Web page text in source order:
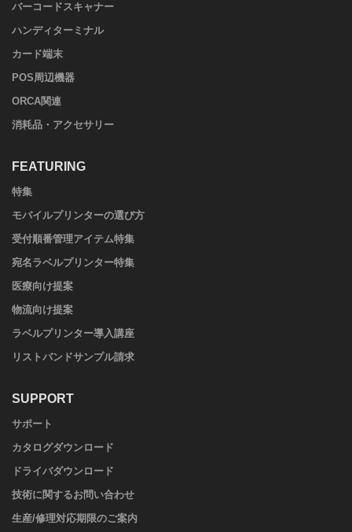
バーコードスキャナー
ハンディターミナル
カード端末
POS周辺機器
ORCA関連
消耗品・アクセサリー
FEATURING
特集
モバイルプリンターの選び方
受付順番管理アイテム特集
宛名ラベルプリンター特集
医療向け提案
物流向け提案
ラベルプリンター導入講座
リストバンドサンプル請求
SUPPORT
サポート
カタログダウンロード
ドライバダウンロード
技術に関するお問い合わせ
生産/修理対応期限のご案内